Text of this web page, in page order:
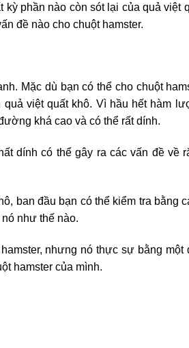
phần nào còn sót lại của quả việt
đề nào cho chuột hamster.
Mặc dù bạn có thể cho chuột
việt quất khô. Vì hầu hết hàm
khá cao và có thể rất dính.
dính có thể gây ra các vấn đề về
ban đầu bạn có thể kiểm tra bằng
như thế nào.
nhưng nó thực sự bằng một
hamster của mình.